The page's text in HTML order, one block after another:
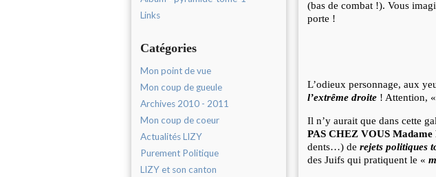
Links
Catégories
Mon point de vue
Mon coup de gueule
Archives 2010 - 2011
Mon coup de coeur
Actualités LIZY
Purement Politique
LIZY et son canton
(bas de combat !). Vous
porte !
L’odieux personnage, aux
l’extrême droite ! Attention, «
Il n’y aurait que dans cette
PAS CHEZ VOUS Madame
dents…) de rejets politiques
des Juifs qui pratiquent le «